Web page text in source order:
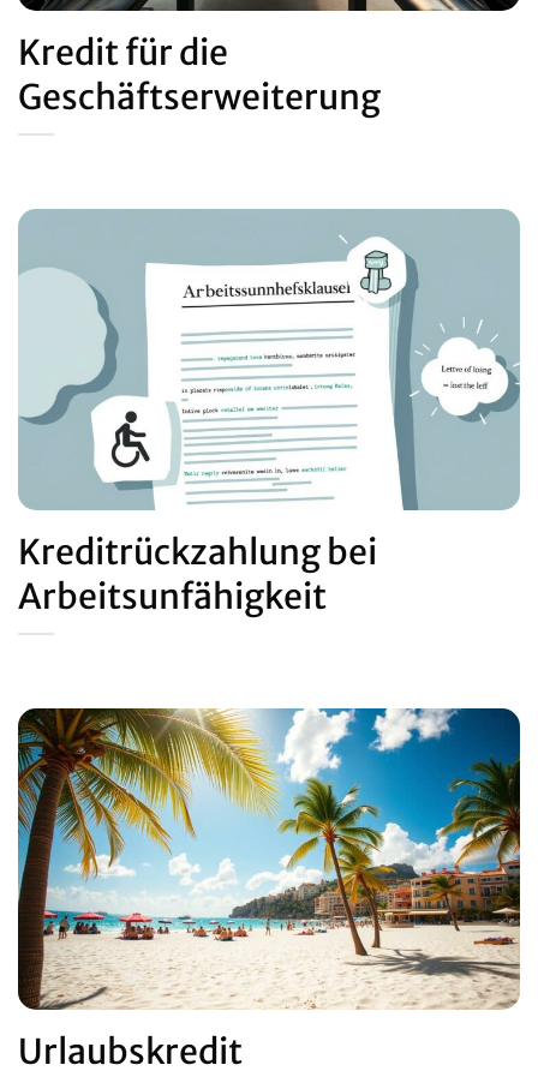
Kredit für die
Geschäftserweiterung
Kreditrückzahlung bei
Arbeitsunfähigkeit
Urlaubskredit